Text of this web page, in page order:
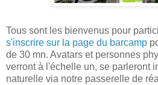
Tous sont les bienvenus pour
s'inscrire sur la page du barcamp
de 30 mn. Avatars et personnes
verront à l'échelle un, se parleront
naturelle via notre passerelle de